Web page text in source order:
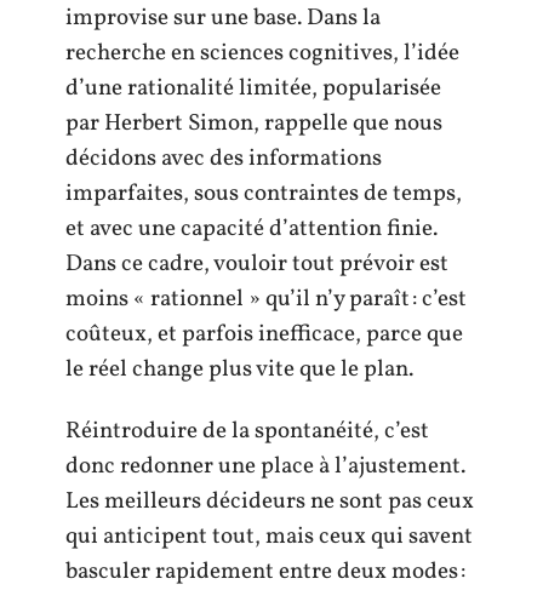
improvise sur une base. Dans la
recherche en sciences cognitives, l’idée
d’une rationalité limitée, popularisée
par Herbert Simon, rappelle que nous
décidons avec des informations
imparfaites, sous contraintes de temps,
et avec une capacité d’attention finie.
Dans ce cadre, vouloir tout prévoir est
moins « rationnel » qu’il n’y paraît : c’est
coûteux, et parfois inefficace, parce que
le réel change plus vite que le plan.
Réintroduire de la spontanéité, c’est
donc redonner une place à l’ajustement.
Les meilleurs décideurs ne sont pas ceux
qui anticipent tout, mais ceux qui savent
basculer rapidement entre deux modes :